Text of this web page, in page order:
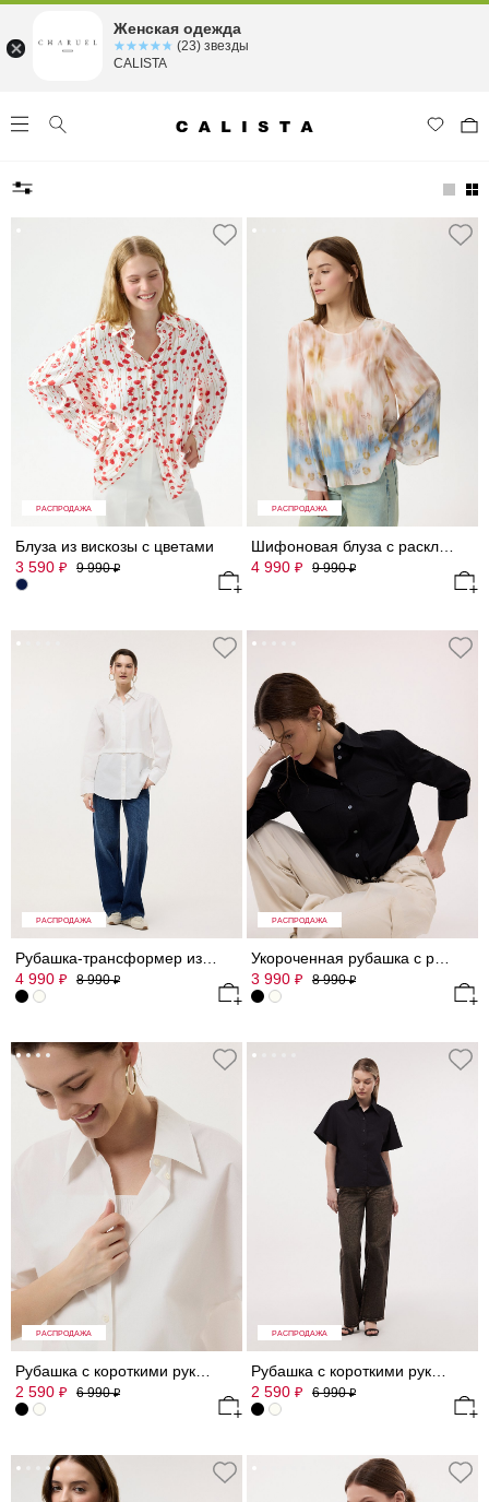
РАСПРОДАЖА
Блуза из вискозы с цветами
3 590 ₽ 9 990₽
РАСПРОДАЖА
4 990 ₽ 9 990₽
РАСПРОДАЖА
4 990 ₽ 8 990₽
РАСПРОДАЖА
3 990 ₽ 8 990₽
РАСПРОДАЖА
2 590 ₽ 6 990₽
РАСПРОДАЖА
2 590 ₽ 6 990₽
Женская одежда
☆☆☆☆☆
★★★★★ (23) звезды
CALISTA